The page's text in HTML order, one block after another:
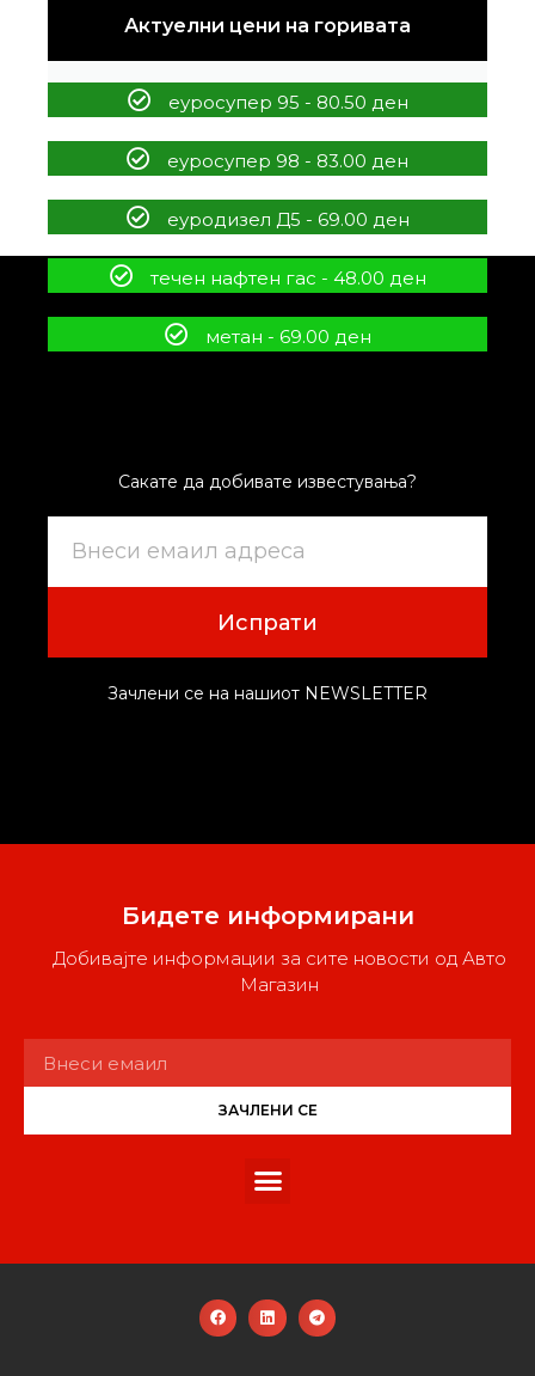
Актуелни цени на горивата
еуросупер 95 - 80.50 ден
еуросупер 98 - 83.00 ден
еуродизел Д5 - 69.00 ден
течен нафтен гас - 48.00 ден
метан - 69.00 ден
Сакате да добивате известувања?
Испрати
Зачлени се на нашиот NEWSLETTER
Бидете информирани
Добивајте информации за сите новости од Авто
Магазин
ЗАЧЛЕНИ СЕ